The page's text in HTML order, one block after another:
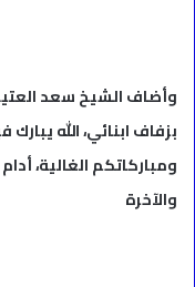
وأضاف الشيخ سعد
بزفاف ابنائي، الله
ومباركاتكم الغالية،
والآخرة